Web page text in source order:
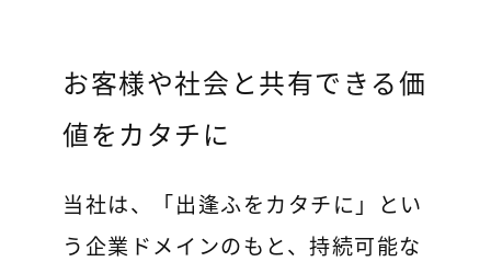
お客様や社会と共有できる価
値をカタチに
当社は、「出逢ふをカタチに」とい
う企業ドメインのもと、持続可能な